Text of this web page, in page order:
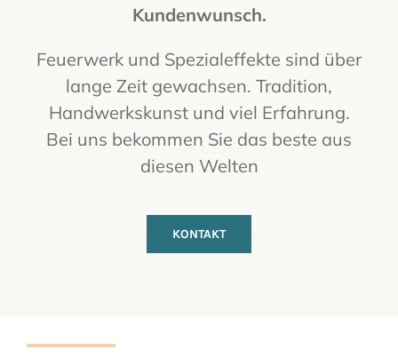
Kundenwunsch.
Feuerwerk und Spezialeffekte sind über
lange Zeit gewachsen. Tradition,
Handwerkskunst und viel Erfahrung.
Bei uns bekommen Sie das beste aus
diesen Welten
KONTAKT